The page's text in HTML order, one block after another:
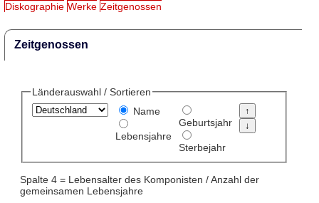
Diskographie Werke Zeitgenossen
Zeitgenossen
Länderauswahl / Sortieren
Name
Lebensjahre
Geburtsjahr
Sterbejahr
Spalte 4 = Lebensalter des Komponisten / Anzahl der
gemeinsamen Lebensjahre